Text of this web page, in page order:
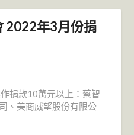
2022年3月份捐
捐款10萬元以上：蔡智
、美商威望股份有限公